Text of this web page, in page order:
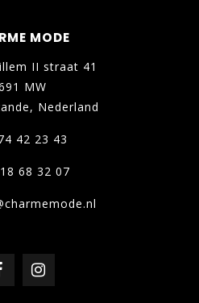
MODE
II straat 41
MW
Nederland
42 23 43
68 32 07